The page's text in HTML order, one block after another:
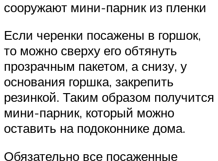
сооружают мини-парник из пленки
Если черенки посажены в горшок,
то можно сверху его обтянуть
прозрачным пакетом, а снизу, у
основания горшка, закрепить
резинкой. Таким образом получится
мини-парник, который можно
оставить на подоконнике дома.
Обязательно все посаженные